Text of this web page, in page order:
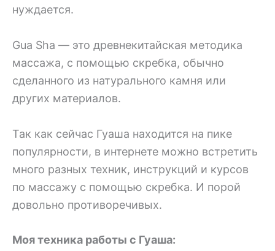
нуждается.
Gua Sha — это древнекитайская методика
массажа, с помощью скребка, обычно
сделанного из натурального камня или
других материалов.
Так как сейчас Гуаша находится на пике
популярности, в интернете можно встретить
много разных техник, инструкций и курсов
по массажу с помощью скребка. И порой
довольно противоречивых.
Моя техника работы с Гуаша: